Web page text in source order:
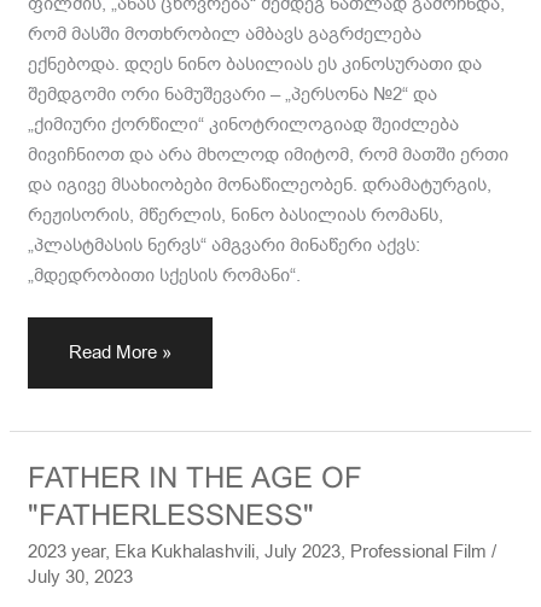
რომ მასში მოთხრობილ ამბავს გაგრძელება
ექნებოდა. დღეს ნინო ბასილიას ეს კინოსურათი და
შემდგომი ორი ნამუშევარი – „პერსონა №2“ და
„ქიმიური ქორწილი“ კინოტრილოგიად შეიძლება
მივიჩნიოთ და არა მხოლოდ იმიტომ, რომ მათში ერთი
და იგივე მსახიობები მონაწილეობენ. დრამატურგის,
რეჟისორის, მწერლის, ნინო ბასილიას რომანს,
„პლასტმასის ნერვს“ ამგვარი მინაწერი აქვს:
„მდედრობითი სქესის რომანი“.
Read More »
FATHER IN THE AGE OF
"FATHERLESSNESS"
2023 year, Eka Kukhalashvili,July 2023, Professional Film /
July 30, 2023
FATHER
IN
THE
AGE
OF